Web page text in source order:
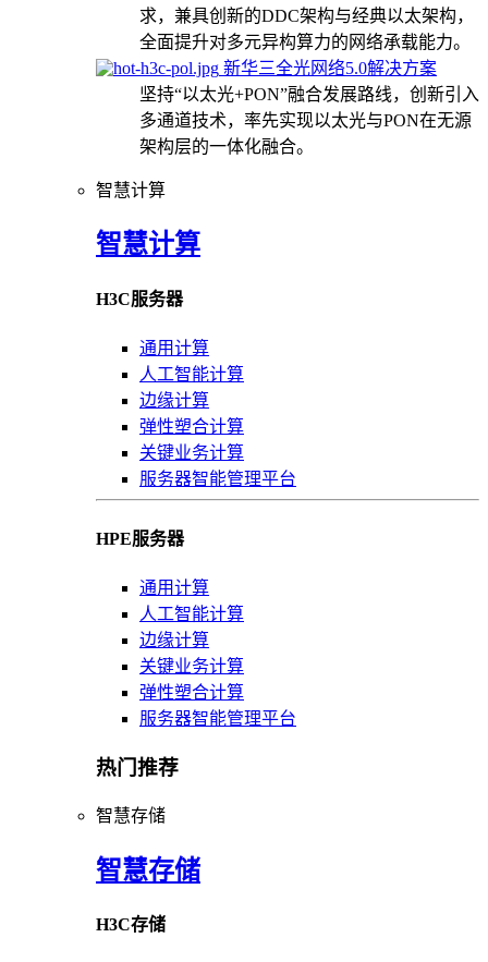
求，兼具创新的DDC架构与经典以太架构，
全面提升对多元异构算力的网络承载能力。
新华三全光网络5.0解决方案
坚持“以太光+PON”融合发展路线，创新引入
多通道技术，率先实现以太光与PON在无源
架构层的一体化融合。
智慧计算
智慧计算
H3C服务器
通用计算
人工智能计算
边缘计算
弹性塑合计算
关键业务计算
服务器智能管理平台
HPE服务器
通用计算
人工智能计算
边缘计算
关键业务计算
弹性塑合计算
服务器智能管理平台
热门推荐
智慧存储
智慧存储
H3C存储